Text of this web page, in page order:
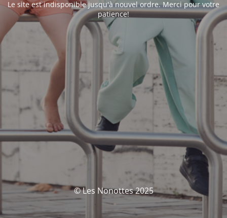
Le site est indisponible jusqu'à nouvel ordre. Merci pour votre
patience!
© Les Nonottes 2025